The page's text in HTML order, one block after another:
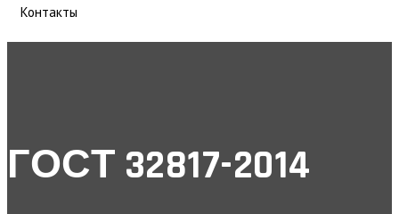
Контакты
ГОСТ 32817-2014